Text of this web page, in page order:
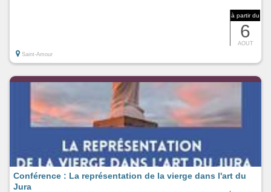
à partir du
6
AOUT
Saint-Amour
Conférence : La représentation de la vierge dans l'art du
Jura